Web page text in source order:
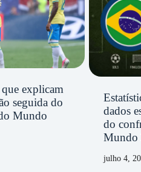
explicam
seguida do
Mundo
dados
do
Mundo
julho 4,